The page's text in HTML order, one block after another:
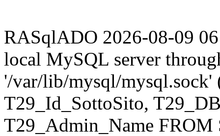
RASqlADO 2026-08-09
local MySQL server
'/var/lib/mysql/mysql.sock'
T29_Id_SottoSito,
T29_Admin_Name